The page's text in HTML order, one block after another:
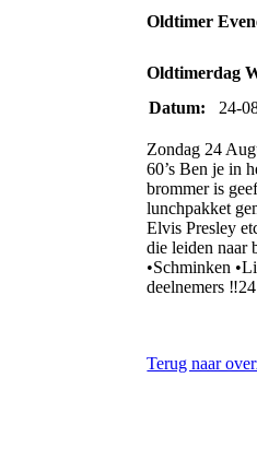
Oldtimer
Oldtimerdag
Datum:
24-
Zondag 24
60’s Ben je in
brommer is
lunchpakket
Elvis Presley
die leiden naar
•Schminken
deelnemers
Terug naar